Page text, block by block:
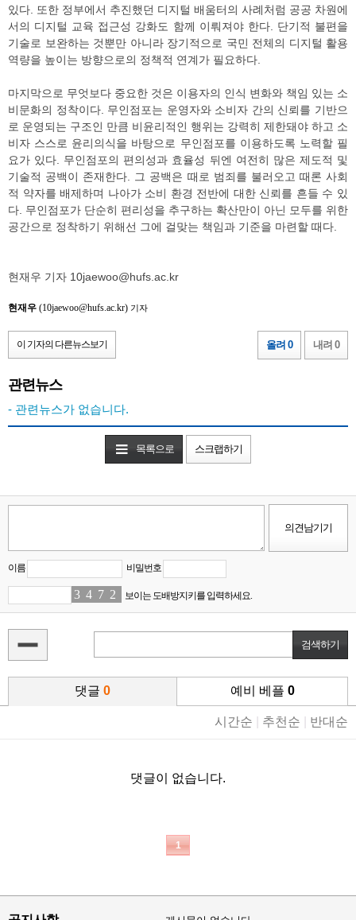
있다. 또한 정부에서 추진했던 디지털 배움터의 사례처럼 공공 차원에
서의 디지털 교육 접근성 강화도 함께 이뤄져야 한다. 단기적 불편을
기술로 보완하는 것뿐만 아니라 장기적으로 국민 전체의 디지털 활용
역량을 높이는 방향으로의 정책적 연계가 필요하다.
마지막으로 무엇보다 중요한 것은 이용자의 인식 변화와 책임 있는 소
비문화의 정착이다. 무인점포는 운영자와 소비자 간의 신뢰를 기반으
로 운영되는 구조인 만큼 비윤리적인 행위는 강력히 제한돼야 하고 소
비자 스스로 윤리의식을 바탕으로 무인점포를 이용하도록 노력할 필
요가 있다. 무인점포의 편의성과 효율성 뒤엔 여전히 많은 제도적 및
기술적 공백이 존재한다. 그 공백은 때로 범죄를 불러오고 때론 사회
적 약자를 배제하며 나아가 소비 환경 전반에 대한 신뢰를 흔들 수 있
다. 무인점포가 단순히 편리성을 추구하는 확산만이 아닌 모두를 위한
공간으로 정착하기 위해선 그에 걸맞는 책임과 기준을 마련할 때다.
현재우 기자 10jaewoo@hufs.ac.kr
현재우 (10jaewoo@hufs.ac.kr) 기자
이 기자의 다른뉴스보기 올려 0 내려 0
관련뉴스
- 관련뉴스가 없습니다.
목록으로 스크랩하기
이름 비밀번호
3 48 79 2 보이는 도배방지키를 입력하세요.
댓글 0 예비 베플 0
시간순 추천순 반대순
댓글이 없습니다.
1